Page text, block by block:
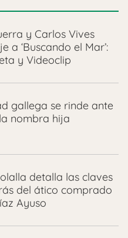
y Carlos Vives
a ‘Buscando el Mar’:
y Videoclip
gallega se rinde ante
nombra hija
detalla las claves
del ático comprado
Ayuso